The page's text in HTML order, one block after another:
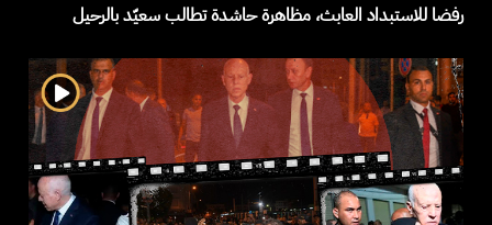
رفضا للاستبداد العابث، مظاهرة حاشدة تطالب سعيّد بالرحيل